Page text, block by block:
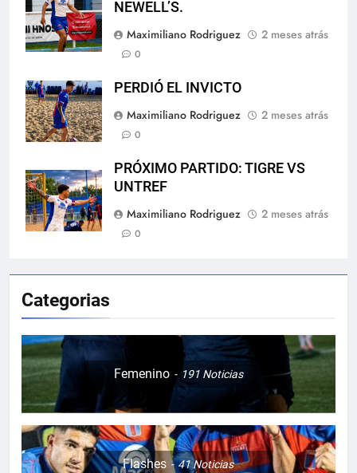
NEWELL’S.
Maximiliano Rodriguez
2 meses atrás
0
PERDIÓ EL INVICTO
Maximiliano Rodriguez
2 meses atrás
0
PRÓXIMO PARTIDO: TIGRE VS
UNTREF
Maximiliano Rodriguez
2 meses atrás
0
Categorias
Femenino 191 Noticias
Flashes 41Noticias